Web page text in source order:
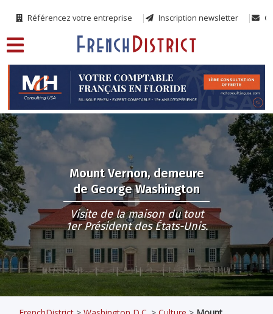
Référencez votre entreprise Inscription newsletter
Mount Vernon, demeure
de George Washington
Visite de la maison du tout
1er Président des États-Unis.